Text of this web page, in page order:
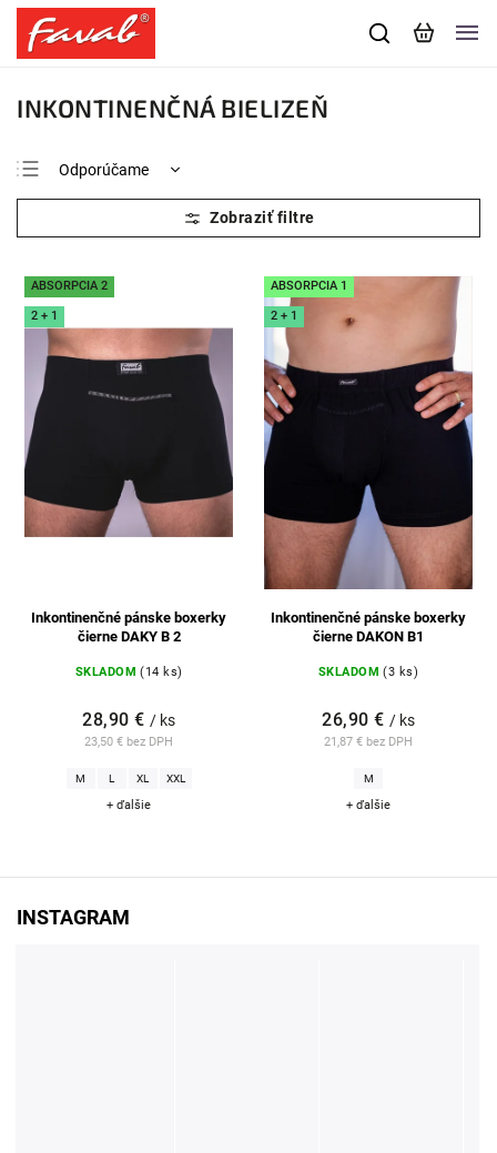
INKONTINENČNÁ BIELIZEŇ
Odporúčame
Najlacnejšie
Najdrahšie
Najpredávanejšie
Abecedne
ABSORPCIA 2
2 + 1
Inkontinenčné pánske boxerky
čierne DAKY B 2
SKLADOM (14 ks)
23,50 € bez DPH
28,90 € / ks
M L XL XXL
+ ďalšie
ABSORPCIA 1
2 + 1
Inkontinenčné pánske boxerky
čierne DAKON B1
SKLADOM (3 ks)
21,87 € bez DPH
26,90 € / ks
M
+ ďalšie
INSTAGRAM